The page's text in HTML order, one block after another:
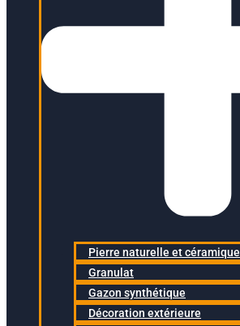
Pierre naturelle et céramique
Granulat
Gazon synthétique
Décoration extérieure